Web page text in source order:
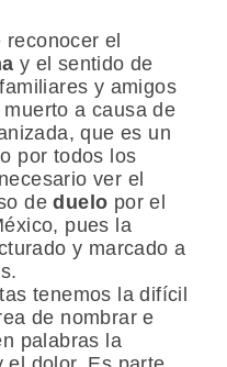
reconocer el
y el sentido de
y amigos
a causa de
que es un
por todos los
ver el
deduelo por el
pues la
y marcado a
tenemos la difícil
de nombrar e
palabras la